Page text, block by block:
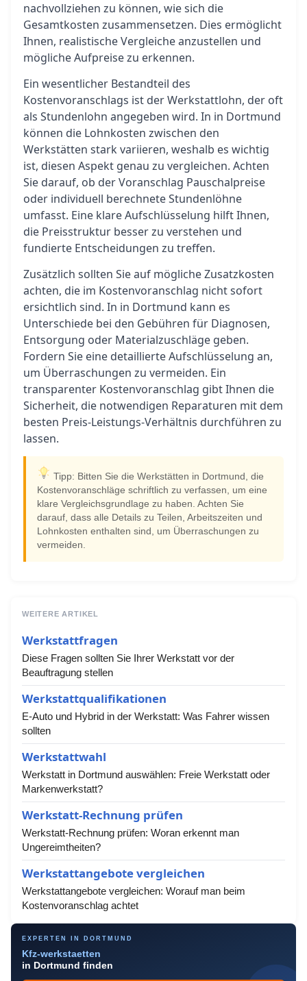
nachvollziehen zu können, wie sich die
Gesamtkosten zusammensetzen. Dies ermöglicht
Ihnen, realistische Vergleiche anzustellen und
mögliche Aufpreise zu erkennen.
Ein wesentlicher Bestandteil des
Kostenvoranschlags ist der Werkstattlohn, der oft
als Stundenlohn angegeben wird. In in Dortmund
können die Lohnkosten zwischen den
Werkstätten stark variieren, weshalb es wichtig
ist, diesen Aspekt genau zu vergleichen. Achten
Sie darauf, ob der Voranschlag Pauschalpreise
oder individuell berechnete Stundenlöhne
umfasst. Eine klare Aufschlüsselung hilft Ihnen,
die Preisstruktur besser zu verstehen und
fundierte Entscheidungen zu treffen.
Zusätzlich sollten Sie auf mögliche Zusatzkosten
achten, die im Kostenvoranschlag nicht sofort
ersichtlich sind. In in Dortmund kann es
Unterschiede bei den Gebühren für Diagnosen,
Entsorgung oder Materialzuschläge geben.
Fordern Sie eine detaillierte Aufschlüsselung an,
um Überraschungen zu vermeiden. Ein
transparenter Kostenvoranschlag gibt Ihnen die
Sicherheit, die notwendigen Reparaturen mit dem
besten Preis-Leistungs-Verhältnis durchführen zu
lassen.
Tipp: Bitten Sie die Werkstätten in Dortmund, die
Kostenvoranschläge schriftlich zu verfassen, um eine
klare Vergleichsgrundlage zu haben. Achten Sie
darauf, dass alle Details zu Teilen, Arbeitszeiten und
Lohnkosten enthalten sind, um Überraschungen zu
vermeiden.
WEITERE ARTIKEL
Werkstattfragen
Diese Fragen sollten Sie Ihrer Werkstatt vor der
Beauftragung stellen
Werkstattqualifikationen
E-Auto und Hybrid in der Werkstatt: Was Fahrer wissen
sollten
Werkstattwahl
Werkstatt in Dortmund auswählen: Freie Werkstatt oder
Markenwerkstatt?
Werkstatt-Rechnung prüfen
Werkstatt-Rechnung prüfen: Woran erkennt man
Ungereimtheiten?
Werkstattangebote vergleichen
Werkstattangebote vergleichen: Worauf man beim
Kostenvoranschlag achtet
EXPERTEN IN DORTMUND
Kfz-werkstaetten
in Dortmund finden